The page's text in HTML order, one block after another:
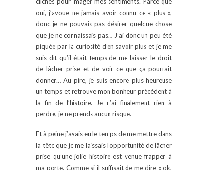
oui, j’avoue ne jamais avoir connu ce « plus »,
donc je ne pouvais pas désirer quelque chose
que je ne connaissais pas… J’ai donc un peu été
piquée par la curiosité d’en savoir plus et je me
suis dit qu’il était temps de me laisser le droit
de lâcher prise et de voir ce que ça pourrait
donner… Au pire, je suis encore plus heureuse
un temps et retrouve mon bonheur précédent à
la fin de l’histoire. Je n’ai finalement rien à
perdre, je ne prends aucun risque.
Et à peine j’avais eu le temps de me mettre dans
la tête que je me laissais l’opportunité de lâcher
prise qu’une jolie histoire est venue frapper à
ma porte. Comme si il suffisait de me dire « ok,